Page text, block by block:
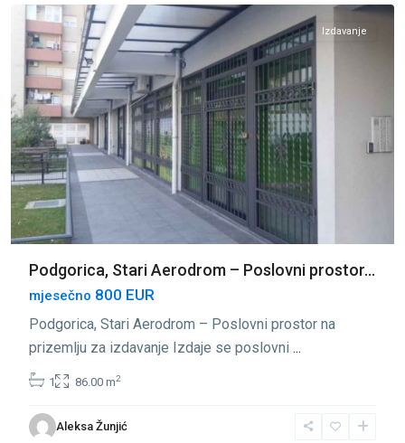
Izdavanje
Podgorica, Stari Aerodrom – Poslovni prostor...
mjesečno 800 EUR
Podgorica, Stari Aerodrom – Poslovni prostor na
prizemlju za izdavanje Izdaje se poslovni ...
1 86.00 m2
Aleksa Žunjić
Stari
Aerodrom,